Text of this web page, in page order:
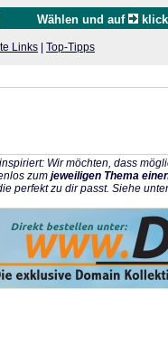
Wählen und auf
Links Top-Tipps
Wir möchten, dass
zum jeweiligen Thema
perfekt zu dir passt. Siehe